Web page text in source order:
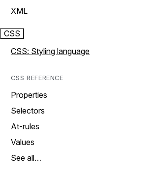
XML
CSS
CSS: Styling language
CSS REFERENCE
Properties
Selectors
At-rules
Values
See all…